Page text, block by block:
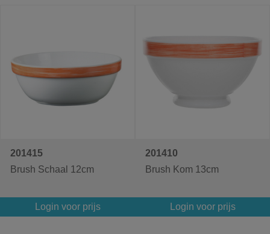
201415
Brush Schaal 12cm
Login voor prijs
201410
Brush Kom 13cm
Login voor prijs